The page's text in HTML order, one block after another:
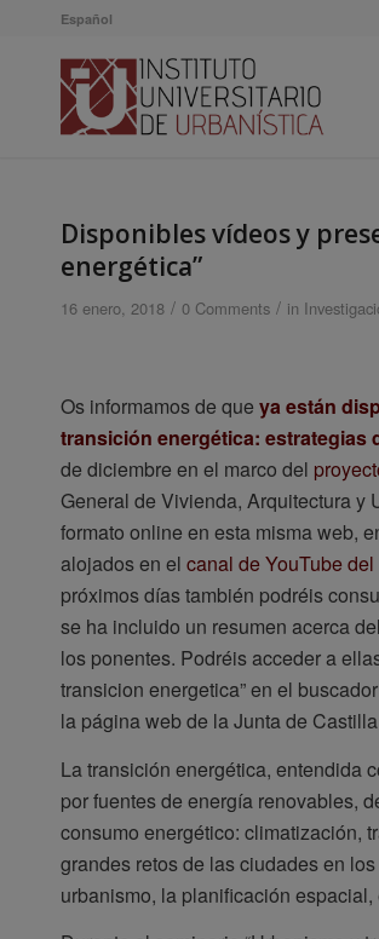
Español
Disponibles vídeos y
energética”
16 enero, 2018 / 0 Comments / in
Os informamos de que ya están
transición energética: estrategias
de diciembre en el marco del
General de Vivienda, Arquitectura y
formato online en esta misma web,
alojados en el canal de YouTube del
próximos días también podréis
se ha incluido un resumen acerca
los ponentes. Podréis acceder a
transicion energetica” en el
la página web de la Junta de
La transición energética, entendida
por fuentes de energía renovables,
consumo energético: climatización,
grandes retos de las ciudades en
urbanismo, la planificación